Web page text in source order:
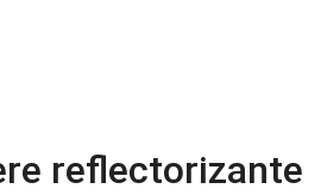
reflectorizante